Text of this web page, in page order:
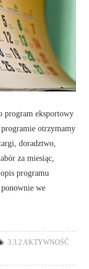
program eksportowy
otrzymamy
doradztwo,
za miesiąc,
programu
ponownie we
3.3.2 AKTYWNOŚĆ